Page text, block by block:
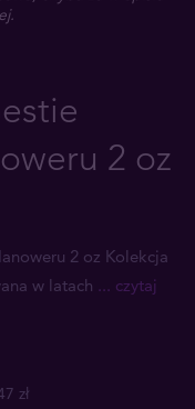
2 oz
2 oz Kolekcja
w latach ... czytaj
zł